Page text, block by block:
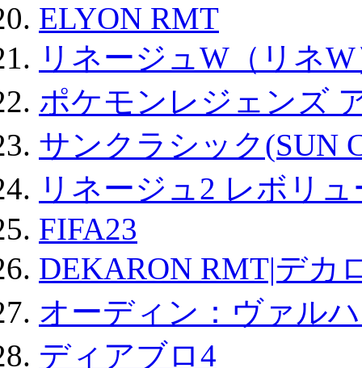
ELYON RMT
リネージュW（リネ
ポケモンレジェンズ
サンクラシック(SUN
リネージュ2 レボリ
FIFA23
DEKARON RMT|デカ
オーディン：ヴァル
ディアブロ4